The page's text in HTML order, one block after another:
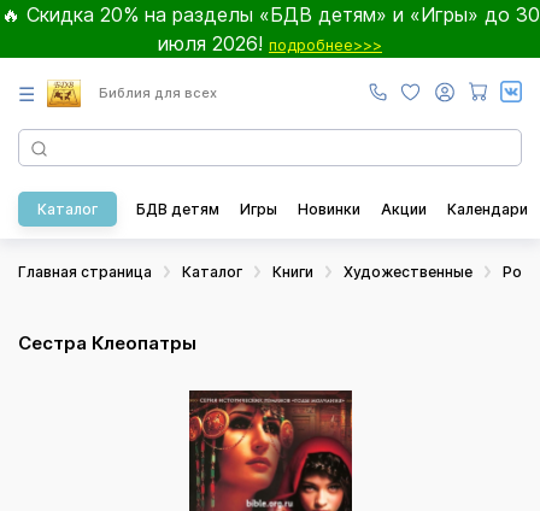
🔥 Скидка 20% на разделы «БДВ детям» и «Игры» до 30
июля 2026! подробнее>>>
☰ Библия для всех
Каталог БДВ детям Игры Новинки Акции Календари
Главная страница Каталог Книги Художественные
Сестра Клеопатры